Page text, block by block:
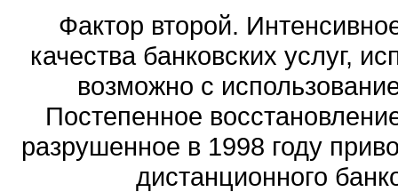
Фактор второй.
качества банковских услуг,
возможно с
Постепенное
разрушенное в 1998 году
дистанционного